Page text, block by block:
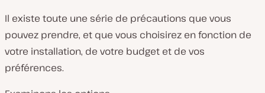
Il existe toute une série de précautions que vous
pouvez prendre, et que vous choisirez en fonction de
votre installation, de votre budget et de vos
préférences.